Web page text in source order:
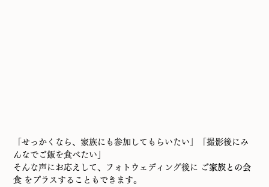
「せっかくなら、家族にも参加してもらいたい」「撮影後にみ
んなでご飯を食べたい」
そんな声にお応えして、フォトウェディング後に
ご家族との会
食 をプラスすることもできます。